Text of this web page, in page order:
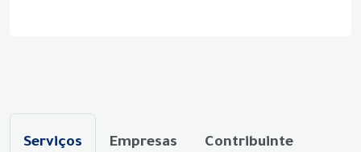
Serviços Empresas Contribuinte